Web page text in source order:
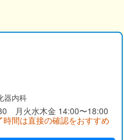
器内科
月火水木金 14:00〜18:00
時間は直接の確認をおすすめ